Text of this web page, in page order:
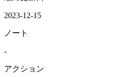
2023-12-15
ノート
-
アクション